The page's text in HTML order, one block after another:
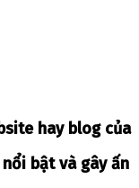
hay blog của
bật và gây ấn